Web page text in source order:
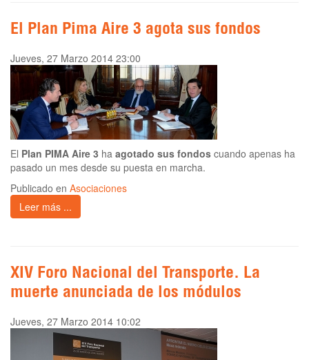
El Plan Pima Aire 3 agota sus fondos
Jueves, 27 Marzo 2014 23:00
El Plan PIMA Aire 3 ha agotado sus fondos cuando apenas ha
pasado un mes desde su puesta en marcha.
Publicado en Asociaciones
Leer más ...
XIV Foro Nacional del Transporte. La
muerte anunciada de los módulos
Jueves, 27 Marzo 2014 10:02